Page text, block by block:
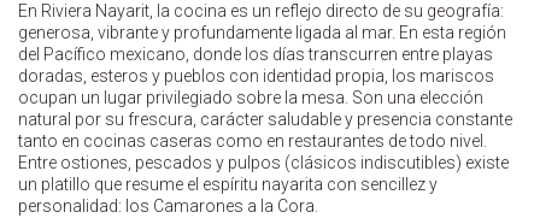
En Riviera Nayarit, la cocina es un reflejo directo de su geografía:
generosa, vibrante y profundamente ligada al mar. En esta región
del Pacífico mexicano, donde los días transcurren entre playas
doradas, esteros y pueblos con identidad propia, los mariscos
ocupan un lugar privilegiado sobre la mesa. Son una elección
natural por su frescura, carácter saludable y presencia constante
tanto en cocinas caseras como en restaurantes de todo nivel.
Entre ostiones, pescados y pulpos (clásicos indiscutibles) existe
un platillo que resume el espíritu nayarita con sencillez y
personalidad: los Camarones a la Cora.